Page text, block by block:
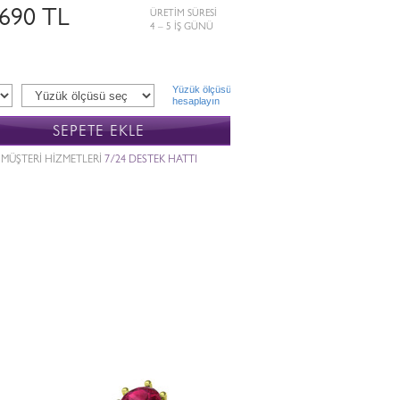
TL
ÜRETİM SÜRESİ
4 – 5 İŞ GÜNÜ
Yüzük ölçüsü
hesaplayın
SEPETE EKLE
MÜŞTERİ HİZMETLERİ 7/24 DESTEK HATTI